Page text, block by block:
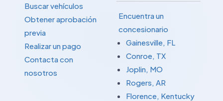
Buscar vehículos
Obtener aprobación
previa
Realizar un pago
Contacta con
nosotros
Encuentra un
concesionario
Gainesville, FL
Conroe, TX
Joplin, MO
Rogers, AR
Florence, Kentucky